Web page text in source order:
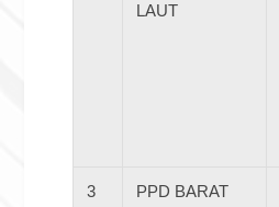
LAUT
3
PPD BARAT